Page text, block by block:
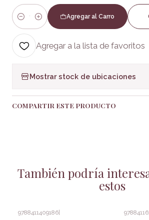
Cantidad
Agregar al Carro
Agregar a la lista de favoritos
Mostrar stock de ubicaciones
COMPARTIR ESTE PRODUCTO
También podría
estos
9788411409186